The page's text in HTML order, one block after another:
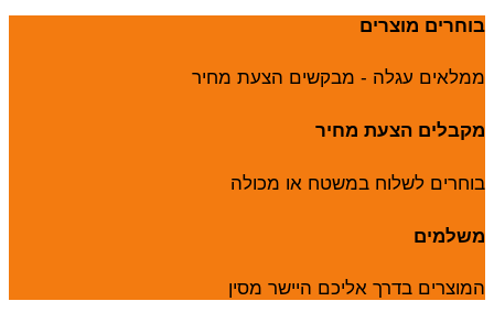
בוחרים מוצרים
ממלאים עגלה - מבקשים הצעת מחיר
מקבלים הצעת מחיר
בוחרים לשלוח במשטח או מכולה
משלמים
המוצרים בדרך אליכם היישר מסין